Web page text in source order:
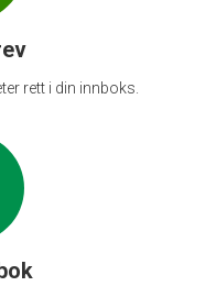
rett i din innboks.